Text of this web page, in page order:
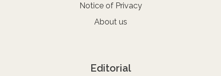
Notice of Privacy
About us
Editorial